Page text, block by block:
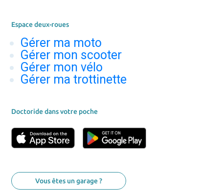
Espace deux-roues
Gérer ma moto
Gérer mon scooter
Gérer mon vélo
Gérer ma trottinette
Doctoride dans votre poche
Vous êtes un garage ?